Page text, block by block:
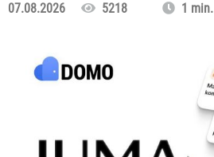
07.08.2026 5218 1 min.